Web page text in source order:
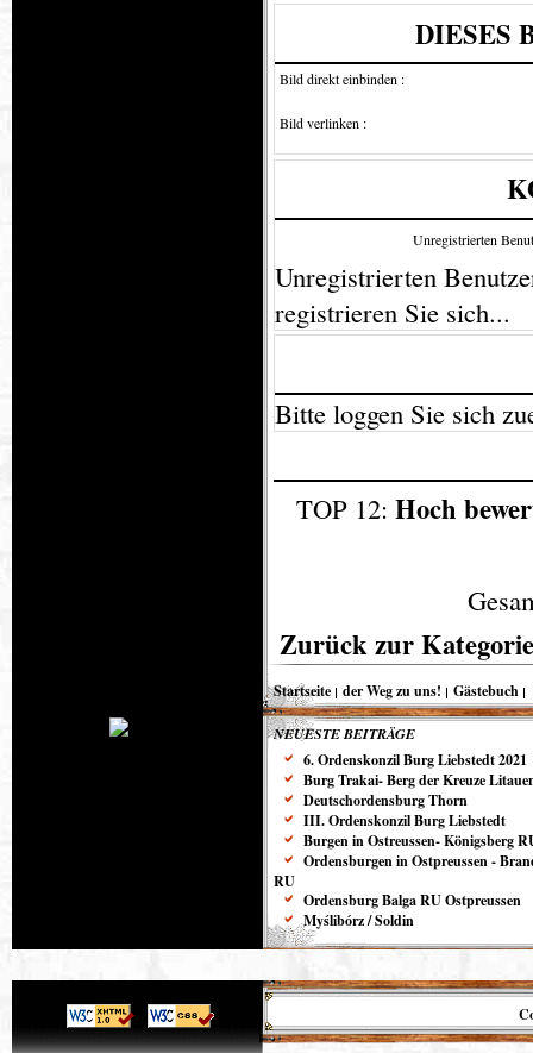
DIESES
Bild direkt einbinden :
Bild verlinken :
Unregistrierten
Unregistrierten
registrieren Sie sich...
Bitte loggen Sie sich
TOP 12:Hoch
Zurück zur
Startseite der Weg zu uns! Gästebuch
NEUESTE BEITRÄGE
6. Ordenskonzil Burg Liebstedt 2021
Burg Trakai- Berg der Kreuze
Deutschordensburg Thorn
III. Ordenskonzil Burg Liebstedt
Burgen in Ostreussen- Königsberg
Ordensburgen in Ostpreussen -
RU
Ordensburg Balga RU Ostpreussen
Myślibórz / Soldin